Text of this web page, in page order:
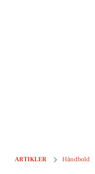
ARTIKLER Håndbold
Unik dobbeltkamp med